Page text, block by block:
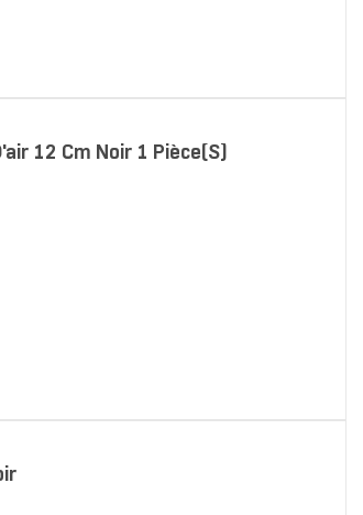
12 Cm Noir 1 Pièce(s)